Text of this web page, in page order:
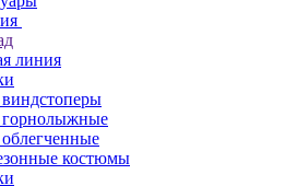
линия
костюмы